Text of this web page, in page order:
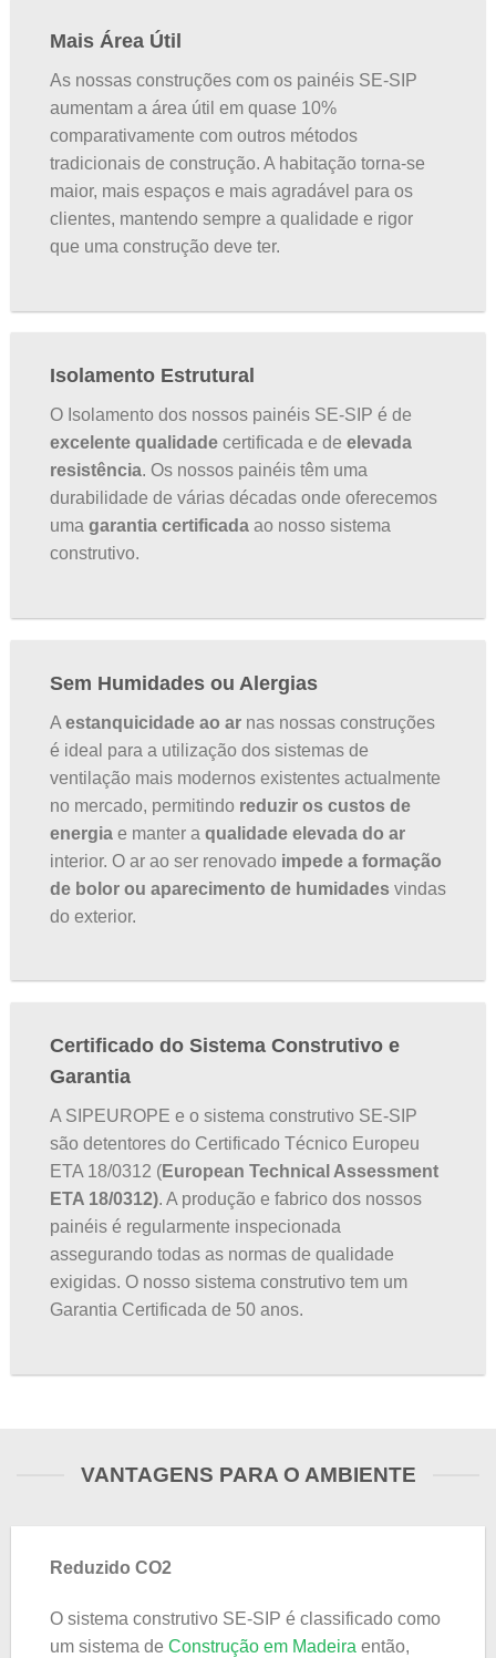
Mais Área Útil
As nossas construções com os painéis SE-SIP
aumentam a área útil em quase 10%
comparativamente com outros métodos
tradicionais de construção. A habitação torna-se
maior, mais espaços e mais agradável para os
clientes, mantendo sempre a qualidade e rigor
que uma construção deve ter.
Isolamento Estrutural
O Isolamento dos nossos painéis SE-SIP é de
excelente qualidadecertificada e de elevada
resistência. Os nossos painéis têm uma
durabilidade de várias décadas onde oferecemos
uma garantia certificadaao nosso sistema
construtivo.
Sem Humidades ou Alergias
A estanquicidade ao arnas nossas construções
é ideal para a utilização dos sistemas de
ventilação mais modernos existentes actualmente
no mercado, permitindo reduzir os custos de
energiae manter a qualidade elevada do ar
interior. O ar ao ser renovado impede a formação
de bolor ou aparecimento de humidadesvindas
do exterior.
Certificado do Sistema Construtivo e
Garantia
A SIPEUROPE e o sistema construtivo SE-SIP
são detentores do Certificado Técnico Europeu
ETA 18/0312 (European Technical Assessment
ETA 18/0312). A produção e fabrico dos nossos
painéis é regularmente inspecionada
assegurando todas as normas de qualidade
exigidas. O nosso sistema construtivo tem um
Garantia Certificada de 50 anos.
VANTAGENS PARA O AMBIENTE
Reduzido CO2
O sistema construtivo SE-SIP é classificado como
um sistema de Construção em Madeira então,